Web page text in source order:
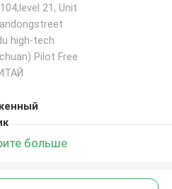
21, Unit
high-tech
Pilot Free
больше